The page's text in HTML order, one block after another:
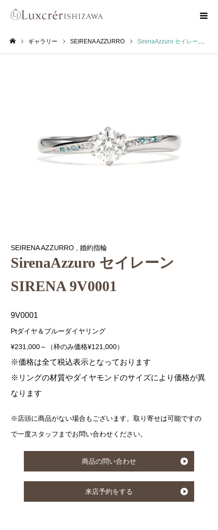
ギャラリー SEIRENA AZZURRO SirenaAzzuro セイレーン SIRENA 9V0001
SEIRENA AZZURRO ,婚約指輪
SirenaAzzuro セイレーン
SIRENA 9V0001
9V0001
Ptダイヤ＆ブルーダイヤリング
¥231,000～（枠のみ価格¥121,000）
※価格は全て税込表示となっております
※リングの材質やダイヤモンドのサイズにより価格が異
なります
※店頭に商品がない場合もございます。取り寄せは可能ですの
で一度スタッフまでお問い合わせください。
商品の問い合わせ
来店予約をする